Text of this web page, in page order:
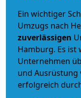
Ein wichtiger
Umzugs nach
zuverlässigen
Hamburg. Es ist
Unternehmen
und Ausrüstung
erfolgreich